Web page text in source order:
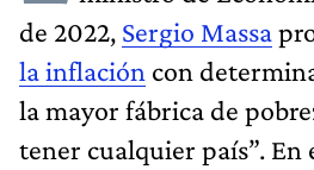
de 2022, Sergio Massa
la inflación con
la mayor fábrica de
tener cualquier país”. En